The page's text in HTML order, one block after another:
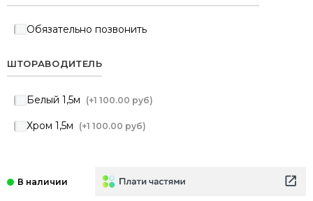
Обязательно позвонить
ШТОРАВОДИТЕЛЬ
Белый 1,5м (+1 100.00 руб)
Хром 1,5м (+1 100.00 руб)